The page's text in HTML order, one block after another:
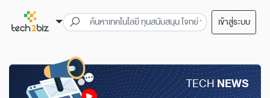
เข้าสู่ระบบ
TECHNEWS